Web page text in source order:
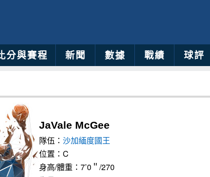
分與賽程 新聞 數據 戰績 球評
JaVale McGee
隊伍： 沙加緬度國王
位置：C
身高/體重：7’0＂/270